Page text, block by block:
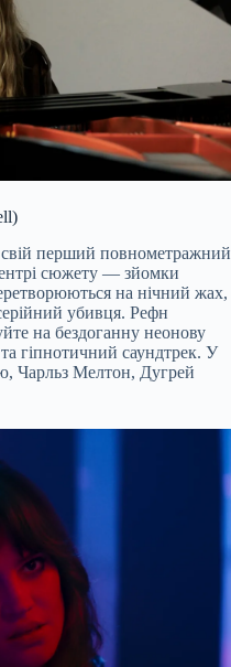
свій перший повнометражний
сюжету — зйомки
на нічний жах,
убивця. Рефн
на бездоганну неонову
гіпнотичний саундтрек. У
Чарльз Мелтон, Дугрей